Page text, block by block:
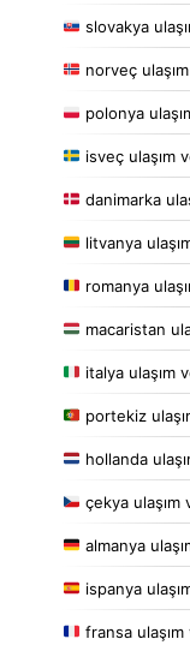
slovakya
norveç
polonya
isveç ulaşım
danimarka
litvanya
romanya
macaristan
italya ulaşım
portekiz
hollanda
çekya
almanya
ispanya
fransa